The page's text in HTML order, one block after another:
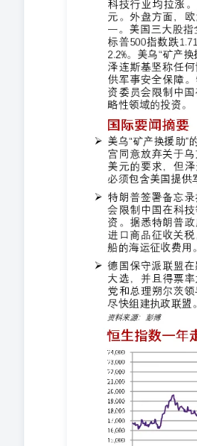
前报道，卡游最初计划于
件的影响下动荡不安，中国
品牌生产集换式卡牌、玩具
智能装备股份有限公司已经
池制造设备供应商之一。知
工作，料最早今年成事。知
德时代(深:300750)、松下控
计划后，公司寻求在香港发
博,经济通 ◆德国保守派赢得
选，且得票率也大幅领先极
教民主联盟/基督教社会联盟
也创下了该党第二次世界大
统唐纳德·特朗普可能打响
右翼基民盟/基社盟将需要至
盟的选项要么是社民党，要
茨需要建立一个低效的三党
乌克兰总统泽连斯基表示，
基在周日的新闻发布会上坚
特2月12日在基辅首次提出
入侵的安全保障。泽连斯基
5,000亿美元的资源来补偿
的美国援助不到900亿美元
日，矿权谈判将使乌克兰能
◆特朗普对华再出拳：限制
备忘录指示美国外国投资委
示，总统于周五签署了该备
技、关键基础设施、医疗、
本、技术和知识”。事实清
制或扩大现有措施范围。特